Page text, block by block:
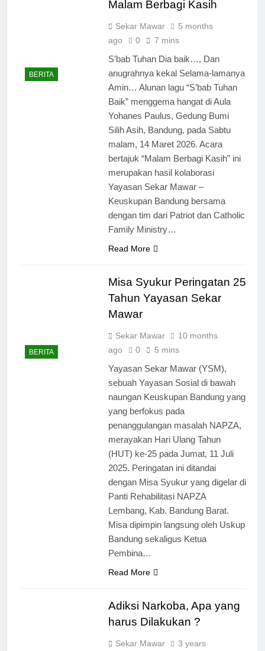
BERITA
Malam Berbagi Kasih
Sekar Mawar
5 months
ago
0 7 mins
S’bab Tuhan Dia baik…, Dan
anugrahnya kekal Selama-lamanya
Amin… Alunan lagu “S’bab Tuhan
Baik” menggema hangat di Aula
Yohanes Paulus, Gedung Bumi
Silih Asih, Bandung, pada Sabtu
malam, 14 Maret 2026. Acara
bertajuk “Malam Berbagi Kasih” ini
merupakan hasil kolaborasi
Yayasan Sekar Mawar –
Keuskupan Bandung bersama
dengan tim dari Patriot dan Catholic
Family Ministry…
Read More
BERITA
Misa Syukur Peringatan 25
Tahun Yayasan Sekar
Mawar
Sekar Mawar
10 months
ago
0 5 mins
Yayasan Sekar Mawar (YSM),
sebuah Yayasan Sosial di bawah
naungan Keuskupan Bandung yang
yang berfokus pada
penanggulangan masalah NAPZA,
merayakan Hari Ulang Tahun
(HUT) ke-25 pada Jumat, 11 Juli
2025. Peringatan ini ditandai
dengan Misa Syukur yang digelar di
Panti Rehabilitasi NAPZA
Lembang, Kab. Bandung Barat.
Misa dipimpin langsung oleh Uskup
Bandung sekaligus Ketua
Pembina…
Read More
Adiksi Narkoba, Apa yang
harus Dilakukan ?
Sekar Mawar 3 years